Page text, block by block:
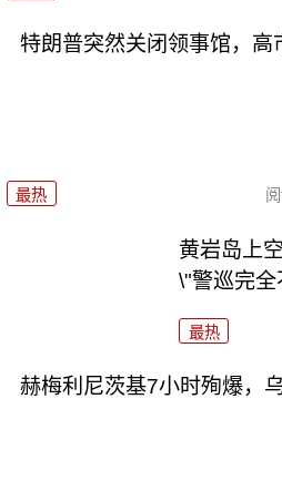
特朗普突然关闭领事馆，高
最热
黄岩岛上
\"警巡完全
最热
赫梅利尼茨基7小时殉爆，